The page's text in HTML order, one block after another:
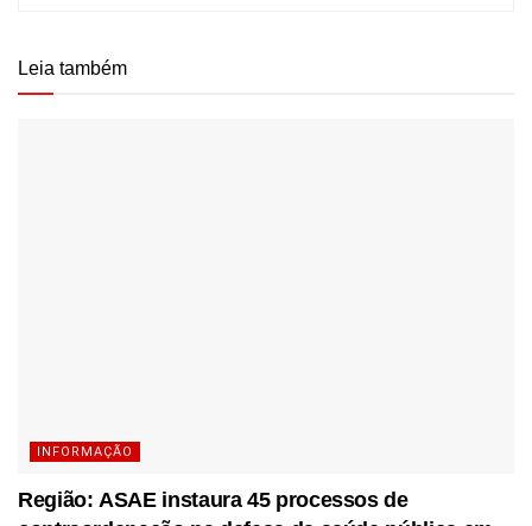
Leia também
INFORMAÇÃO
Região: ASAE instaura 45 processos de